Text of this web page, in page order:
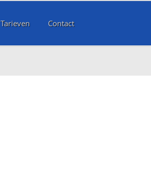
Tarieven Contact